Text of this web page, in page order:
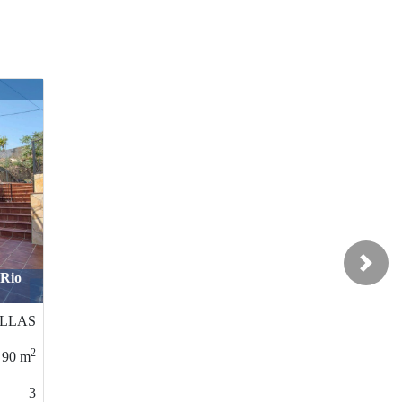
178m2
3
Next